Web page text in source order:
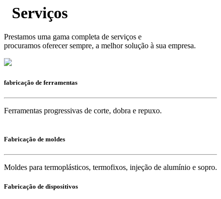
Serviços
Prestamos uma gama completa de serviços e
procuramos oferecer sempre, a melhor solução à sua empresa.
fabricação de ferramentas
Ferramentas progressivas de corte, dobra e repuxo.
Fabricação de moldes
Moldes para termoplásticos, termofixos, injeção de alumínio e sopro.
Fabricação de dispositivos